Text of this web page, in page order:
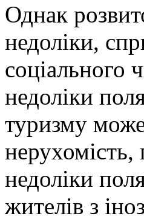
Однак
недоліки,
соціального
недоліки
туризму
недоліки
жителів з